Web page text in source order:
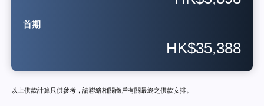
首期
HK$35,388
以上供款計算只供參考，請聯絡相關商戶有關最終之供款安排。